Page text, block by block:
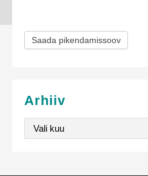
i
e
v
Saada pikendamissoov
Arhiiv
Arhiiv